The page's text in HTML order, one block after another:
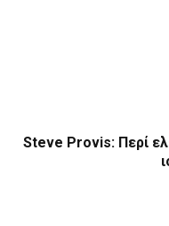
Steve Provis: Περί